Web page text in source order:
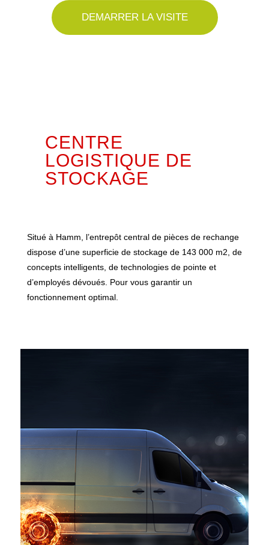
DEMARRER LA VISITE
CENTRE
LOGISTIQUE DE
STOCKAGE
Situé à Hamm, l’entrepôt central de pièces de rechange
dispose d’une superficie de stockage de 143 000 m2, de
concepts intelligents, de technologies de pointe et
d’employés dévoués. Pour vous garantir un
fonctionnement optimal.